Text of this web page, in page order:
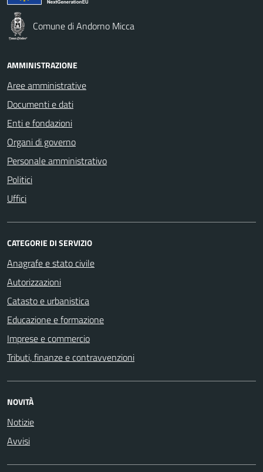
Comune di Andorno Micca
AMMINISTRAZIONE
Aree amministrative
Documenti e dati
Enti e fondazioni
Organi di governo
Personale amministrativo
Politici
Uffici
CATEGORIE DI SERVIZIO
Anagrafe e stato civile
Autorizzazioni
Catasto e urbanistica
Educazione e formazione
Imprese e commercio
Tributi, finanze e contravvenzioni
NOVITÀ
Notizie
Avvisi